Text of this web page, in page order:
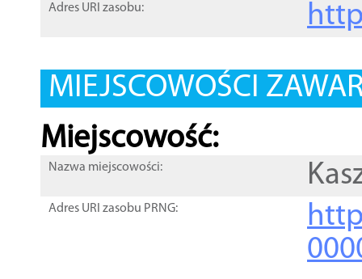
Adres URI zasobu:
MIEJSCOWOŚCI
Miejscowość:
Nazwa miejscowości:
Adres URI zasobu PRNG: